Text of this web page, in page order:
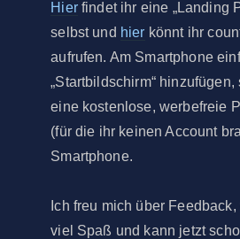
Hierfindet ihr eine „Landing
selbst und hier könnt ihr
aufrufen. Am Smartphone
„Startbildschirm“
eine kostenlose, werbefreie
(für die ihr keinen Account
Smartphone.
Ich freu mich über
viel Spaß und kann jetzt